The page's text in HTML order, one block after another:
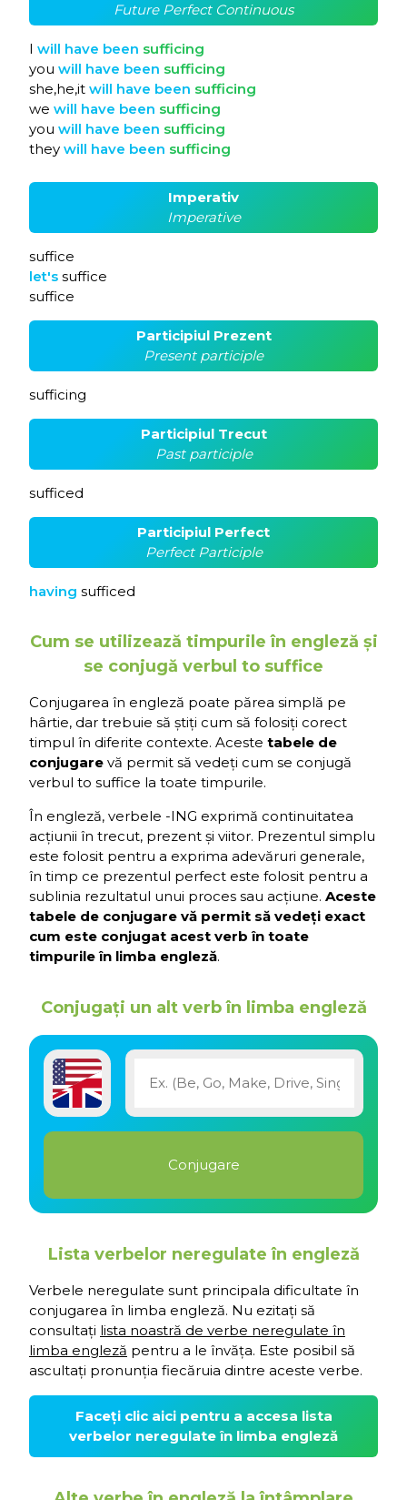
Future Perfect Continuous
I will have been sufficing
you will have been sufficing
she,he,it will have been sufficing
we will have been sufficing
you will have been sufficing
they will have been sufficing
Imperativ
Imperative
suffice
let's suffice
suffice
Participiul Prezent
Present participle
sufficing
Participiul Trecut
Past participle
sufficed
Participiul Perfect
Perfect Participle
having sufficed
Cum se utilizează timpurile în engleză și
se conjugă verbul to suffice
Conjugarea în engleză poate părea simplă pe
hârtie, dar trebuie să știți cum să folosiți corect
timpul în diferite contexte. Aceste tabele de
conjugare vă permit să vedeți cum se conjugă
verbul to suffice la toate timpurile.
În engleză, verbele -ING exprimă continuitatea
acțiunii în trecut, prezent și viitor. Prezentul simplu
este folosit pentru a exprima adevăruri generale,
în timp ce prezentul perfect este folosit pentru a
sublinia rezultatul unui proces sau acțiune. Aceste
tabele de conjugare vă permit să vedeți exact
cum este conjugat acest verb în toate
timpurile în limba engleză.
Conjugați un alt verb în limba engleză
Lista verbelor neregulate în engleză
Verbele neregulate sunt principala dificultate în
conjugarea în limba engleză. Nu ezitați să
consultați lista noastră de verbe neregulate în
limba engleză pentru a le învăța. Este posibil să
ascultați pronunția fiecăruia dintre aceste verbe.
Faceți clic aici pentru a accesa lista
verbelor neregulate în limba engleză